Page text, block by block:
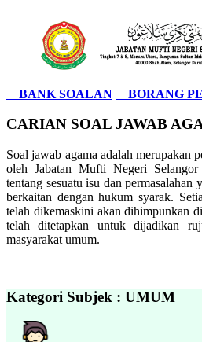
BANK SOALAN BORANG
CARIAN SOAL JAWAB
Soal jawab agama adalah merupakan
oleh Jabatan Mufti Negeri Selangor
tentang sesuatu isu dan permasalahan
berkaitan dengan hukum syarak.
telah dikemaskini akan dihimpunkan
telah ditetapkan untuk dijadikan
masyarakat umum.
Kategori Subjek : UMUM